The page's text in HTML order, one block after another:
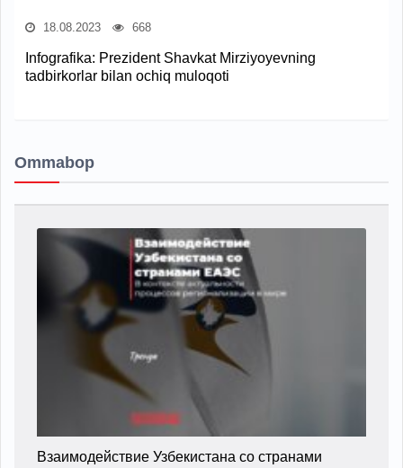
18.08.2023 668
Infografika: Prezident Shavkat Mirziyoyevning
tadbirkorlar bilan ochiq muloqoti
Ommabop
Взаимодействие Узбекистана со странами